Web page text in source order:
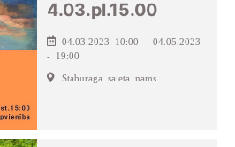
4.03.pl.15.00
04.03.2023 10:00 - 04.05.2023
- 19:00
Staburaga saieta nams